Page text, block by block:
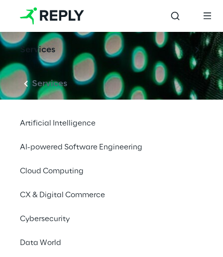
Services
Services
Artificial Intelligence
AI-powered Software Engineering
Cloud Computing
CX & Digital Commerce
Cybersecurity
Data World